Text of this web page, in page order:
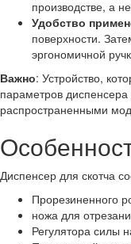
производстве, а
Удобство
поверхности.
эргономичной
Важно: Устройство,
параметров
распространенными
Диспенсер для скотча
Прорезиненного
ножа для
Регулятора силы